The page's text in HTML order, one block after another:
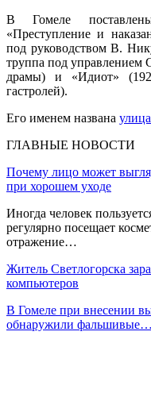
В Гомеле
«Преступление и
под руководством В.
труппа под управлением
драмы) и «Идиот»
гастролей).
Его именем названа улица
ГЛАВНЫЕ НОВОСТИ
Почему лицо может
при хорошем уходе
Иногда человек
регулярно посещает
отражение…
Житель Светлогорска
компьютеров
В Гомеле при внесении
обнаружили фальшивые…